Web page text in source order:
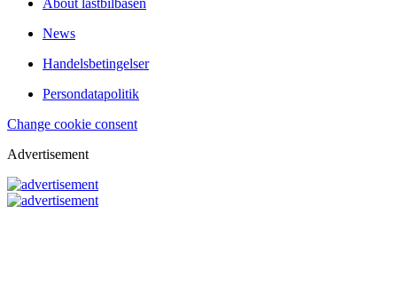
News
Handelsbetingelser
Persondatapolitik
Change cookie consent
Advertisement